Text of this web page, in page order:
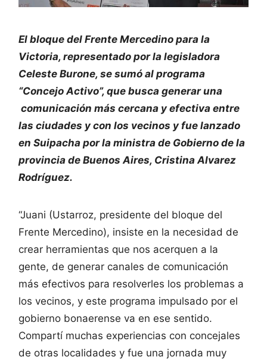
El bloque del Frente Mercedino para la
Victoria, representado por la legisladora
Celeste Burone, se sumó al programa
“Concejo Activo”, que busca generar una
comunicación más cercana y efectiva entre
las ciudades y con los vecinos y fue lanzado
en Suipacha por la ministra de Gobierno de la
provincia de Buenos Aires, Cristina Alvarez
Rodríguez.
“Juani (Ustarroz, presidente del bloque del
Frente Mercedino), insiste en la necesidad de
crear herramientas que nos acerquen a la
gente, de generar canales de comunicación
más efectivos para resolverles los problemas a
los vecinos, y este programa impulsado por el
gobierno bonaerense va en ese sentido.
Compartí muchas experiencias con concejales
de otras localidades y fue una jornada muy